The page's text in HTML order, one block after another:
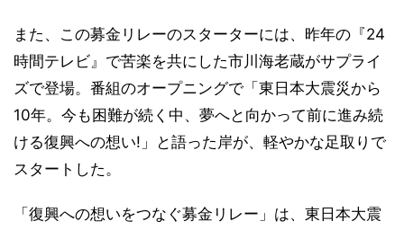
また、この募金リレーのスターターには、昨年の『24
時間テレビ』で苦楽を共にした市川海老蔵がサプライ
ズで登場。番組のオープニングで「東日本大震災から
10年。今も困難が続く中、夢へと向かって前に進み続
ける復興への想い!」と語った岸が、軽やかな足取りで
スタートした。
「復興への想いをつなぐ募金リレー」は、東日本大震